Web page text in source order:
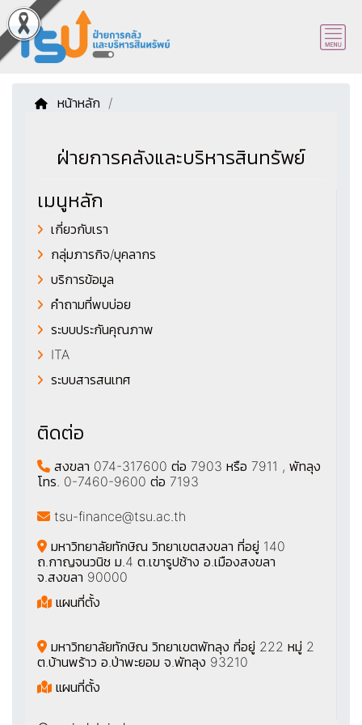
หน้าหลัก /
ฝ่ายการคลังและบริหารสินทรัพย์
เมนูหลัก
เกี่ยวกับเรา
กลุ่มภารกิจ/บุคลากร
บริการข้อมูล
คำถามที่พบบ่อย
ระบบประกันคุณภาพ
ITA
ระบบสารสนเทศ
ติดต่อ
สงขลา 074-317600 ต่อ 7903 หรือ 7911 , พัทลุง
โทร. 0-7460-9600 ต่อ 7193
tsu-finance@tsu.ac.th
มหาวิทยาลัยทักษิณ วิทยาเขตสงขลา ที่อยู่ 140
ถ.กาญจนวนิช ม.4 ต.เขารูปช้าง อ.เมืองสงขลา
จ.สงขลา 90000
แผนที่ตั้ง
มหาวิทยาลัยทักษิณ วิทยาเขตพัทลุง ที่อยู่ 222 หมู่ 2
ต.บ้านพร้าว อ.ป่าพะยอม จ.พัทลุง 93210
แผนที่ตั้ง